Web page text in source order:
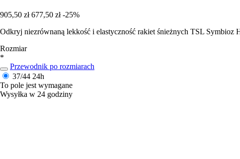
905,50 zł 677,50 zł -25%
Odkryj niezrównaną lekkość i elastyczność rakiet śnieżnych TSL
Rozmiar
*
Przewodnik po rozmiarach
37/44 24h
To pole jest wymagane
Wysyłka w 24 godziny